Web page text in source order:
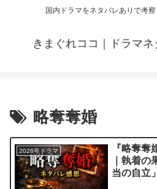
国内ドラマをネタバレありで考
きまぐれココ｜ドラマ
略奪奪婚
2026年ドラマ
『略奪
｜執着
当の自立